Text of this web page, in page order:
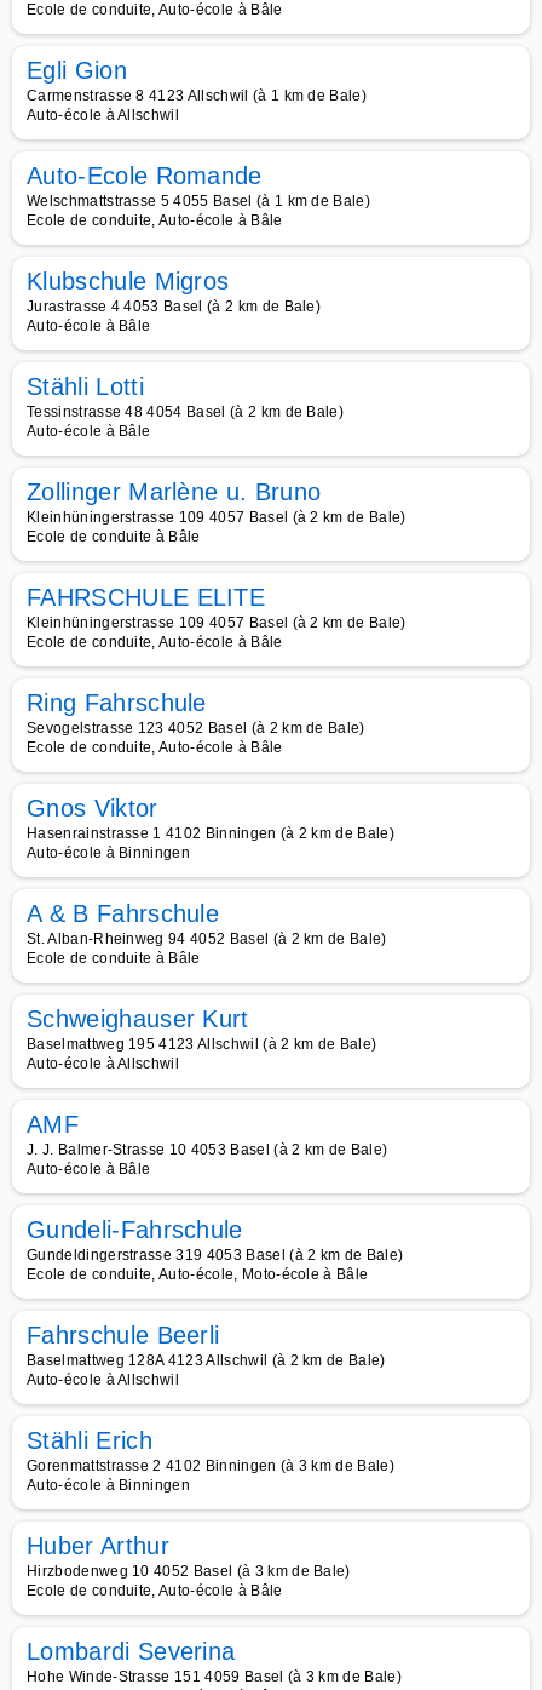
Ecole de conduite, Auto-école à Bâle
Egli Gion
Carmenstrasse 8 4123 Allschwil (à 1 km de Bale)
Auto-école à Allschwil
Auto-Ecole Romande
Welschmattstrasse 5 4055 Basel (à 1 km de Bale)
Ecole de conduite, Auto-école à Bâle
Klubschule Migros
Jurastrasse 4 4053 Basel (à 2 km de Bale)
Auto-école à Bâle
Stähli Lotti
Tessinstrasse 48 4054 Basel (à 2 km de Bale)
Auto-école à Bâle
Zollinger Marlène u. Bruno
Kleinhüningerstrasse 109 4057 Basel (à 2 km de Bale)
Ecole de conduite à Bâle
FAHRSCHULE ELITE
Kleinhüningerstrasse 109 4057 Basel (à 2 km de Bale)
Ecole de conduite, Auto-école à Bâle
Ring Fahrschule
Sevogelstrasse 123 4052 Basel (à 2 km de Bale)
Ecole de conduite, Auto-école à Bâle
Gnos Viktor
Hasenrainstrasse 1 4102 Binningen (à 2 km de Bale)
Auto-école à Binningen
A & B Fahrschule
St. Alban-Rheinweg 94 4052 Basel (à 2 km de Bale)
Ecole de conduite à Bâle
Schweighauser Kurt
Baselmattweg 195 4123 Allschwil (à 2 km de Bale)
Auto-école à Allschwil
AMF
J. J. Balmer-Strasse 10 4053 Basel (à 2 km de Bale)
Auto-école à Bâle
Gundeli-Fahrschule
Gundeldingerstrasse 319 4053 Basel (à 2 km de Bale)
Ecole de conduite, Auto-école, Moto-école à Bâle
Fahrschule Beerli
Baselmattweg 128A 4123 Allschwil (à 2 km de Bale)
Auto-école à Allschwil
Stähli Erich
Gorenmattstrasse 2 4102 Binningen (à 3 km de Bale)
Auto-école à Binningen
Huber Arthur
Hirzbodenweg 10 4052 Basel (à 3 km de Bale)
Ecole de conduite, Auto-école à Bâle
Lombardi Severina
Hohe Winde-Strasse 151 4059 Basel (à 3 km de Bale)